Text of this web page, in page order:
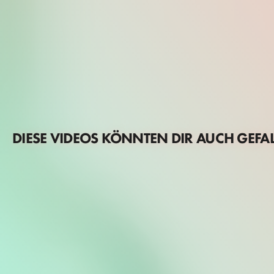
DIESE VIDEOS KÖNNTEN DIR AUCH